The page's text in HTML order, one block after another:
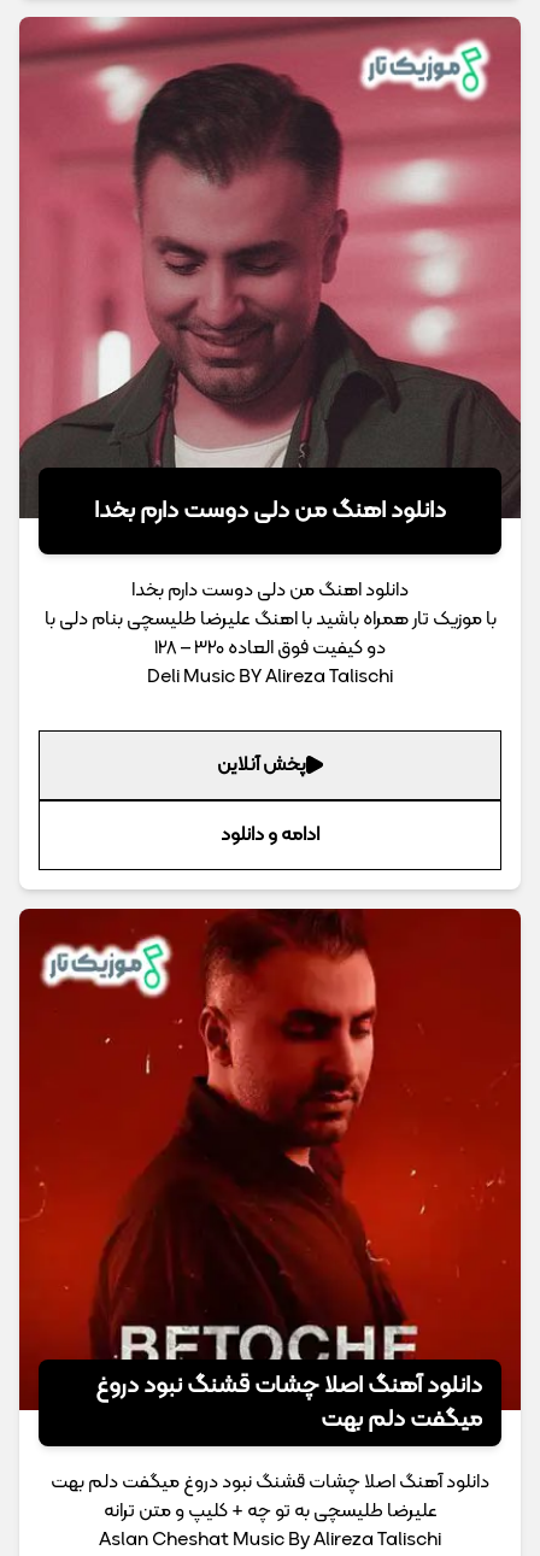
دانلود اهنگ من دلی دوست دارم بخدا
دانلود اهنگ من دلی دوست دارم بخدا
با موزیک تار همراه باشید با اهنگ علیرضا طلیسچی بنام دلی با
دو کیفیت فوق العاده 320 – 128
Deli Music BY Alireza Talischi
پخش آنلاین
ادامه و دانلود
دانلود آهنگ اصلا چشات قشنگ نبود دروغ
میگفت دلم بهت
دانلود آهنگ اصلا چشات قشنگ نبود دروغ میگفت دلم بهت
علیرضا طلیسچی به تو چه + کلیپ و متن ترانه
Aslan Cheshat Music By Alireza Talischi